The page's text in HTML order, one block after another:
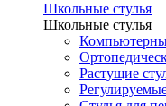
Школьные стулья
Школьные стулья
Растущие